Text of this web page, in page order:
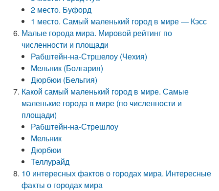
2 место. Буфорд
1 место. Самый маленький город в мире — Кэсс
Малые города мира. Мировой рейтинг по
численности и площади
Рабштейн-на-Стршелоу (Чехия)
Мельник (Болгария)
Дюрбюи (Бельгия)
Какой самый маленький город в мире. Самые
маленькие города в мире (по численности и
площади)
Рабштейн-на-Стрешлоу
Мельник
Дюрбюи
Теллурайд
10 интересных фактов о городах мира. Интересные
факты о городах мира